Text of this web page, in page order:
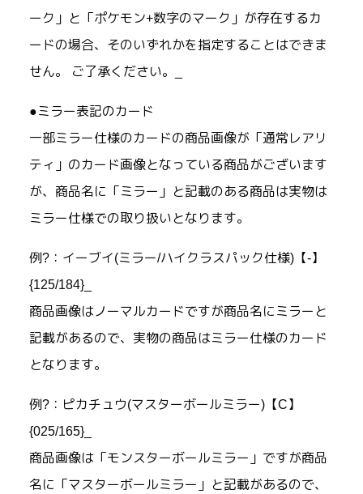
ーク」と「ポケモン+数字のマーク」が存在するカ
ードの場合、そのいずれかを指定することはできま
せん。 ご了承ください。_
●ミラー表記のカード
一部ミラー仕様のカードの商品画像が「通常レアリ
ティ」のカード画像となっている商品がございます
が、商品名に「ミラー」と記載のある商品は実物は
ミラー仕様での取り扱いとなります。
例?：イーブイ(ミラー/ハイクラスパック仕様)【-】
{125/184}_
商品画像はノーマルカードですが商品名にミラーと
記載があるので、実物の商品はミラー仕様のカード
となります。
例?：ピカチュウ(マスターボールミラー)【C】
{025/165}_
商品画像は「モンスターボールミラー」ですが商品
名に「マスターボールミラー」と記載があるので、